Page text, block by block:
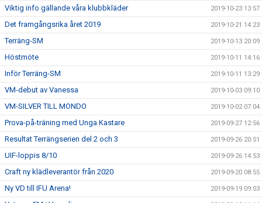
Viktig info gällande våra klubbkläder 2019-10-23 13:57
Det framgångsrika året 2019 2019-10-21 14:23
Terräng-SM 2019-10-13 20:09
Höstmöte 2019-10-11 14:16
Inför Terräng-SM 2019-10-11 13:29
VM-debut av Vanessa 2019-10-03 09:10
VM-SILVER TILL MONDO 2019-10-02 07:04
Prova-på-träning med Unga Kastare 2019-09-27 12:56
Resultat Terrängserien del 2 och 3 2019-09-26 20:51
UIF-loppis 8/10 2019-09-26 14:53
Craft ny klädleverantör från 2020 2019-09-20 08:55
Ny VD till IFU Arena! 2019-09-19 09:03